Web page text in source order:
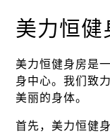
美力恒健
美力恒健身房是
身中心。我们致
美丽的身体。
首先，美力恒健